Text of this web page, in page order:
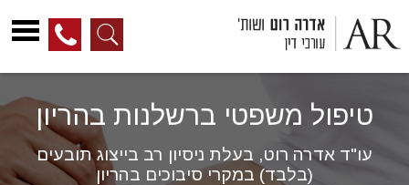
טיפול משפטי ברשלנות בהריון
עו"ד אדרה רוט, בעלת ניסיון רב בייצוג תובעים
(בלבד) במקרי סיבוכים בהריון